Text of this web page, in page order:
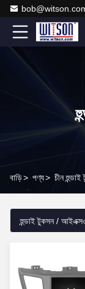
বাড়ি> পণ্য> চীন
হুন্ডাই টুকসন /